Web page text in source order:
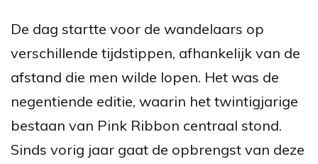
De dag startte voor de wandelaars op
verschillende tijdstippen, afhankelijk van de
afstand die men wilde lopen. Het was de
negentiende editie, waarin het twintigjarige
bestaan van Pink Ribbon centraal stond.
Sinds vorig jaar gaat de opbrengst van deze